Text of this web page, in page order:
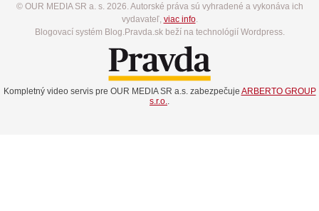
© OUR MEDIA SR a. s. 2026. Autorské práva sú vyhradené a vykonáva ich
vydavateľ, viac info.
Blogovací systém Blog.Pravda.sk beží na technológií Wordpress.
Kompletný video servis pre OUR MEDIA SR a.s. zabezpečuje ARBERTO GROUP
s.r.o.